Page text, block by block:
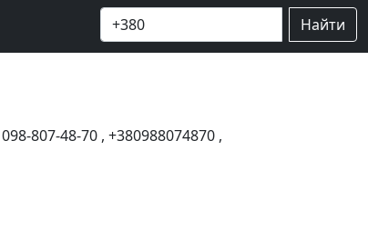
Найти
098-807-48-70 , +380988074870 ,